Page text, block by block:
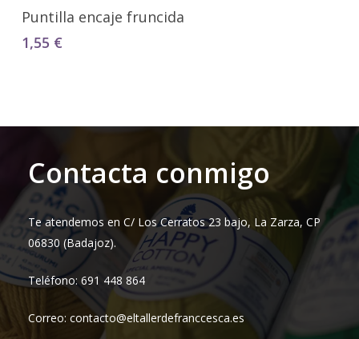
Seleccionar Opciones
Puntilla encaje fruncida
1,55 €
Contacta conmigo
Te atendemos en C/ Los Cerratos 23 bajo, La Zarza, CP
06830 (Badajoz).
Teléfono: 691 448 864
Correo: contacto@eltallerdefranccesca.es